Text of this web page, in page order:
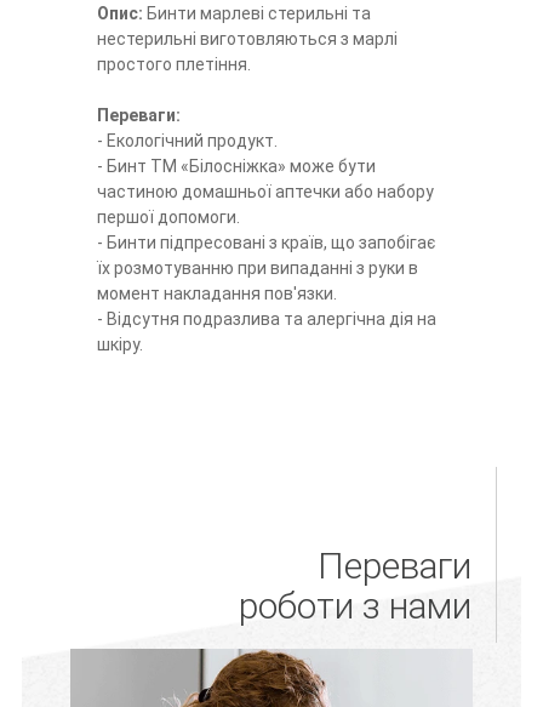
Опис: Бинти марлеві стерильні та
нестерильні виготовляються з марлі
простого плетіння.
Переваги:
- Екологічний продукт.
- Бинт ТМ «Білосніжка» може бути
частиною домашньої аптечки або набору
першої допомоги.
- Бинти підпресовані з країв, що запобігає
їх розмотуванню при випаданні з руки в
момент накладання пов'язки.
- Відсутня подразлива та алергічна дія на
шкіру.
Переваги
роботи з нами